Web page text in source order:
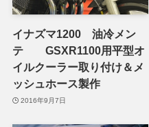
イナズマ1200 油冷メン
テ GSXR1100用平型オ
イルクーラー取り付け＆メ
ッシュホース製作
2016年9月7日